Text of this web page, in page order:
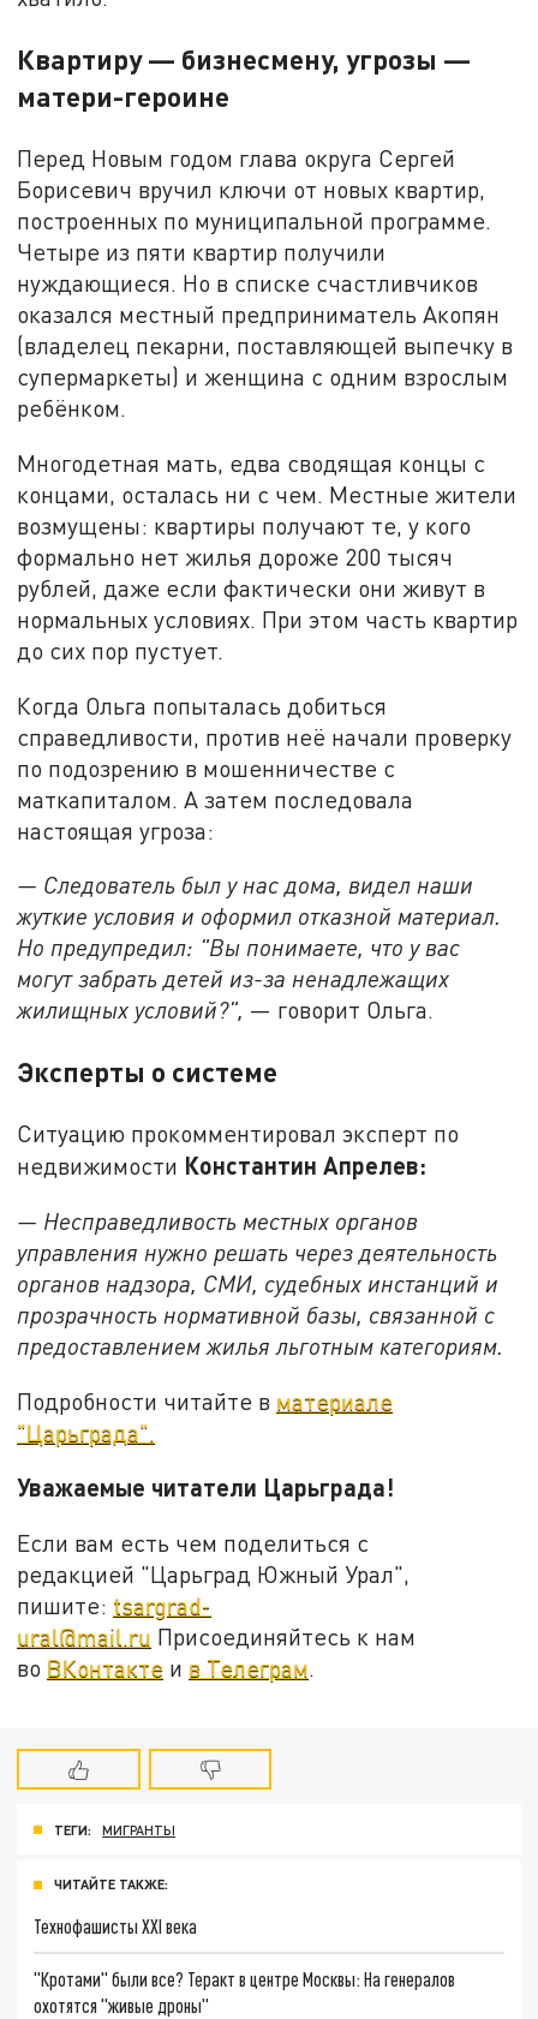
Квартиру — бизнесмену, угрозы —
матери-героине
Перед Новым годом глава округа Сергей
Борисевич вручил ключи от новых квартир,
построенных по муниципальной программе.
Четыре из пяти квартир получили
нуждающиеся. Но в списке счастливчиков
оказался местный предприниматель Акопян
(владелец пекарни, поставляющей выпечку в
супермаркеты) и женщина с одним взрослым
ребёнком.
Многодетная мать, едва сводящая концы с
концами, осталась ни с чем. Местные жители
возмущены: квартиры получают те, у кого
формально нет жилья дороже 200 тысяч
рублей, даже если фактически они живут в
нормальных условиях. При этом часть квартир
до сих пор пустует.
Когда Ольга попыталась добиться
справедливости, против неё начали проверку
по подозрению в мошенничестве с
маткапиталом. А затем последовала
настоящая угроза:
— Следователь был у нас дома, видел наши
жуткие условия и оформил отказной материал.
Но предупредил: "Вы понимаете, что у вас
могут забрать детей из-за ненадлежащих
жилищных условий?", — говорит Ольга.
Эксперты о системе
Ситуацию прокомментировал эксперт по
недвижимости Константин Апрелев:
— Несправедливость местных органов
управления нужно решать через деятельность
органов надзора, СМИ, судебных инстанций и
прозрачность нормативной базы, связанной с
предоставлением жилья льготным категориям.
Подробности читайте в материале
"Царьграда".
Уважаемые читатели Царьграда!
Если вам есть чем поделиться с
редакцией "Царьград Южный Урал",
пишите: tsargrad-
ural@mail.ru Присоединяйтесь к нам
во ВКонтакте и в Телеграм.
ТЕГИ: МИГРАНТЫ
ЧИТАЙТЕ ТАКЖЕ:
Технофашисты XXI века
"Кротами" были все? Теракт в центре Москвы: На генералов
охотятся "живые дроны"